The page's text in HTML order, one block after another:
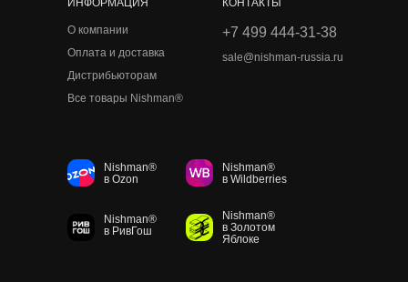
ИНФОРМАЦИЯ
О компании
Оплата и доставка
Дистрибьюторам
Все товары Nishman®
+7 499 444-31-38
sale@nishman-russia.ru
КОНТАКТЫ
Nishman®
в Ozon
Nishman®
в Wildberries
Nishman®
в РивГош
Nishman®
в Золотом
Яблоке